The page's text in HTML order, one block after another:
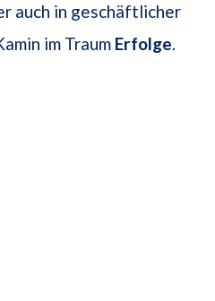
auch in geschäftlicher
im Traum Erfolge.